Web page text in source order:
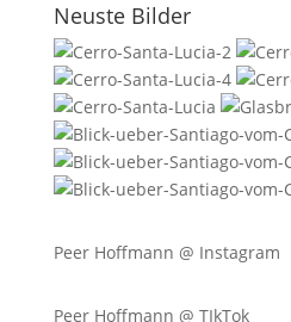
Neuste Bilder
Peer Hoffmann @ Instagram
Peer Hoffmann @ TIkTok